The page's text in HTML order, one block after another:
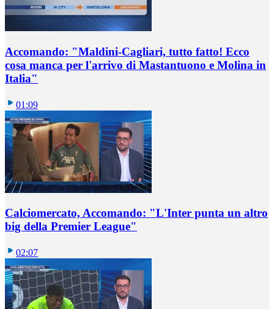
Accomando: "Maldini-Cagliari, tutto fatto! Ecco
cosa manca per l'arrivo di Mastantuono e Molina in
Italia"
01:09
Calciomercato, Accomando: "L'Inter punta un altro
big della Premier League"
02:07